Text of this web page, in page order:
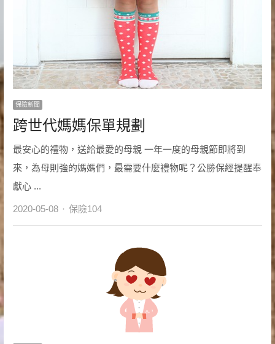
保險新聞
跨世代媽媽保單規劃
最安心的禮物，送給最愛的母親 一年一度的母親節即將到
來，為母則強的媽媽們，最需要什麼禮物呢？公勝保經提醒奉
獻心 ...
2020-05-08 Author
保險104